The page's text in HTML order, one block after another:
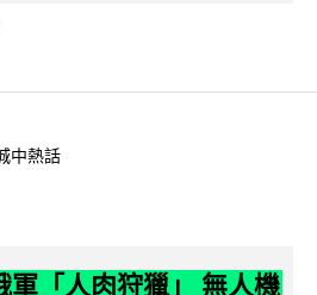
中熱話
軍「人肉狩獵」 無人機